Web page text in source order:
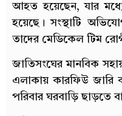
আহত হয়েছেন, যার
হয়েছে। সংস্থাটি
তাদের মেডিকেল টিম
জাতিসংঘের মানবিক
এলাকায় কারফিউ জারি
পরিবার ঘরবাড়ি ছাড়তে